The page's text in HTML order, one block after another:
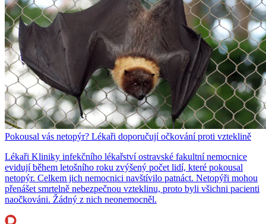
Pokousal vás netopýr? Lékaři doporučují očkování proti vzteklině
Lékaři Kliniky infekčního lékařství ostravské fakultní nemocnice
evidují během letošního roku zvýšený počet lidí, které pokousal
netopýr. Celkem jich nemocnici navštívilo patnáct. Netopýři mohou
přenášet smrtelně nebezpečnou vzteklinu, proto byli všichni pacienti
naočkováni. Žádný z nich neonemocněl.